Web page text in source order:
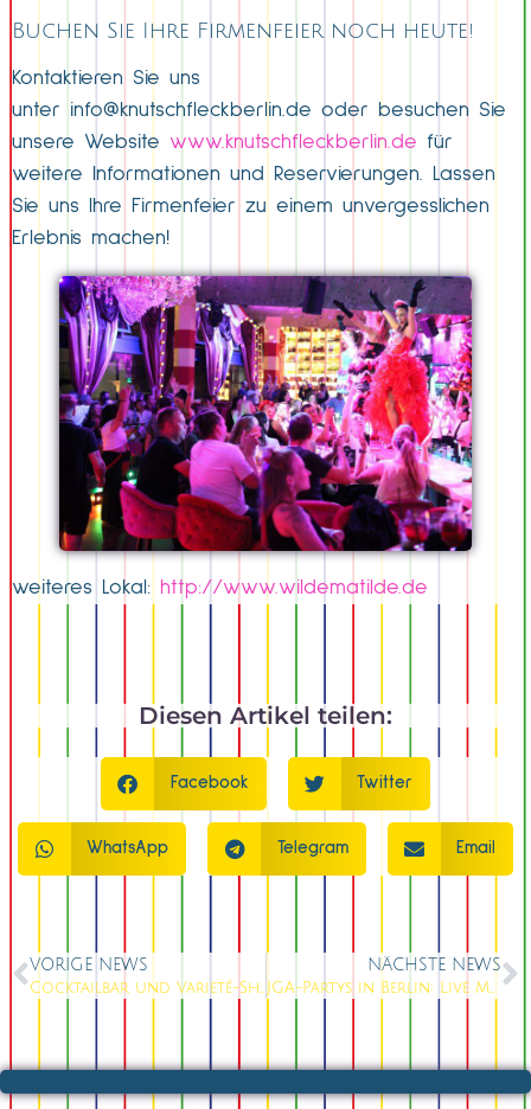
Buchen Sie Ihre Firmenfeier noch heute!
Kontaktieren Sie uns
unter info@knutschfleckberlin.de oder besuchen Sie
unsere Website www.knutschfleckberlin.de für
weitere Informationen und Reservierungen. Lassen
Sie uns Ihre Firmenfeier zu einem unvergesslichen
Erlebnis machen!
weiteres Lokal: http://www.wildematilde.de
Diesen Artikel teilen:
Facebook Twitter
WhatsApp Telegram Email
VORIGE NEWS
Cocktailbar und Varieté-Show in Einem: Willkommen im Knutschfleck Berlin
NÄCHSTE NEWS
JGA-Partys in Berlin: Live Musik und Spektakuläre Events in der Knutschfleck Varieté-Bar